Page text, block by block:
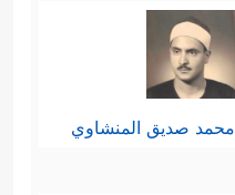
محمد صديق المنشاوي